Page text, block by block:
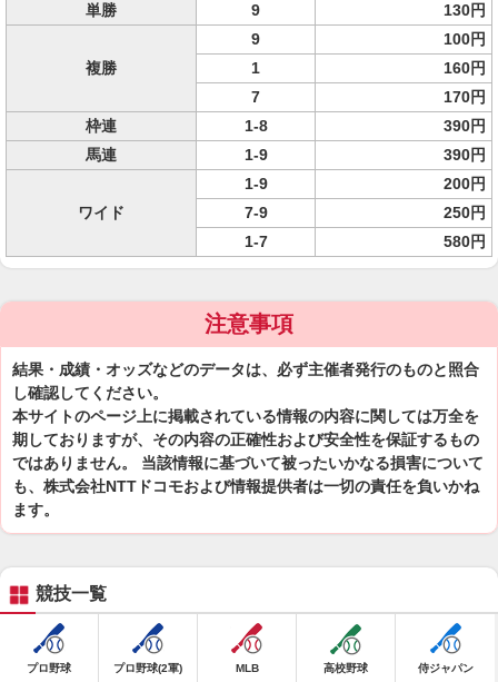
単勝 9 130円
複勝
9
100円
1
160円
7
170円
枠連
1-8
390円
馬連
1-9 390円
ワイド
1-9
200円
7-9
250円
1-7
580円
注意事項
結果・成績・オッズなどのデータは、必ず主催者発行のものと照合
し確認してください。
本サイトのページ上に掲載されている情報の内容に関しては万全を
期しておりますが、その内容の正確性および安全性を保証するもの
ではありません。 当該情報に基づいて被ったいかなる損害について
も、株式会社NTTドコモおよび情報提供者は一切の責任を負いかね
ます。
競技一覧
プロ野球 プロ野球(2軍) MLB 高校野球 侍ジャパン